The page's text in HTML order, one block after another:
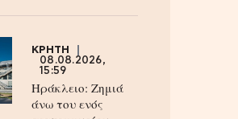
ΚΡΗΤΗ
08.08.2026,
15:59
Ηράκλειο: Ζημιά
άνω του ενός